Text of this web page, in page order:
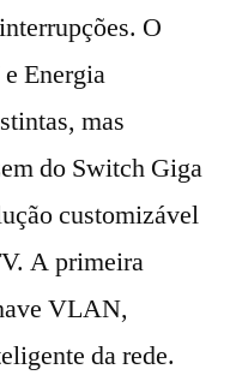
O
Energia
mas
do Switch Giga
customizável
A primeira
VLAN,
da rede.